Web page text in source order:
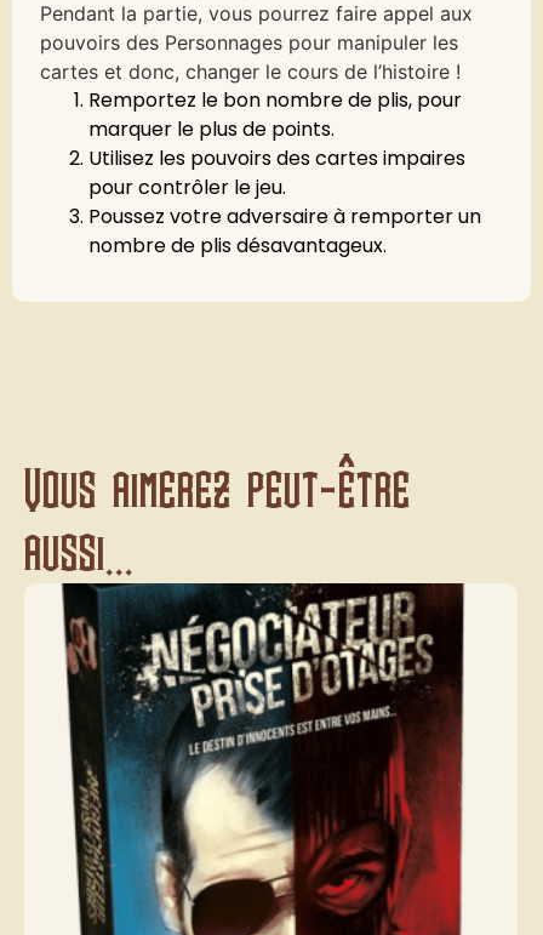
Pendant la partie, vous pourrez faire appel aux
pouvoirs des Personnages pour manipuler les
cartes et donc, changer le cours de l’histoire !
Remportez le bon nombre de plis, pour
marquer le plus de points.
Utilisez les pouvoirs des cartes impaires
pour contrôler le jeu.
Poussez votre adversaire à remporter un
nombre de plis désavantageux.
Vous aimerez peut-être
aussi...